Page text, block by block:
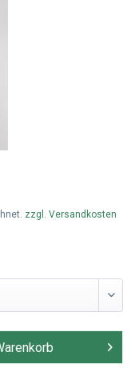
zzgl. Versandkosten